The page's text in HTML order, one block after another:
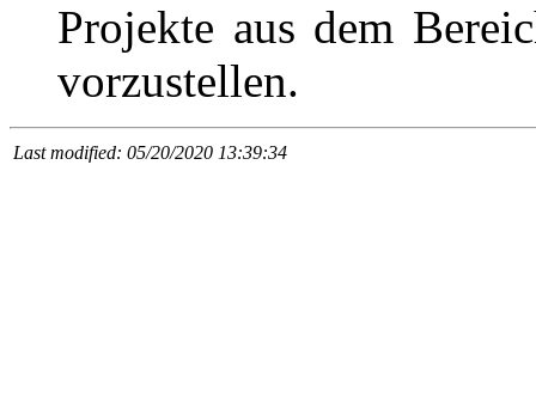
Projekte aus dem
vorzustellen.
Last modified: 05/20/2020 13:39:34